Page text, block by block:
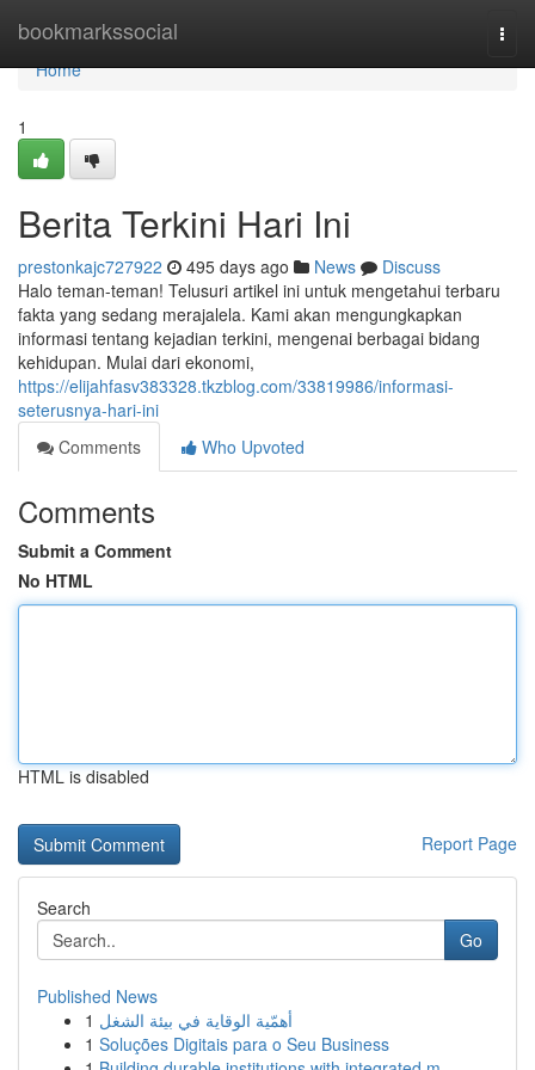
bookmarkssocial
Home
Home
1
Berita Terkini Hari Ini
prestonkajc727922 495 days ago News
Discuss
Halo teman-teman! Telusuri artikel ini untuk mengetahui terbaru
fakta yang sedang merajalela. Kami akan mengungkapkan
informasi tentang kejadian terkini, mengenai berbagai bidang
kehidupan. Mulai dari ekonomi,
https://elijahfasv383328.tkzblog.com/33819986/informasi-
seterusnya-hari-ini
Comments
Who Upvoted
Comments
Submit a Comment
No HTML
HTML is disabled
Report Page
Search
Go
Published News
1 أهمّية الوقاية في بيئة الشغل
1 Soluções Digitais para o Seu Business